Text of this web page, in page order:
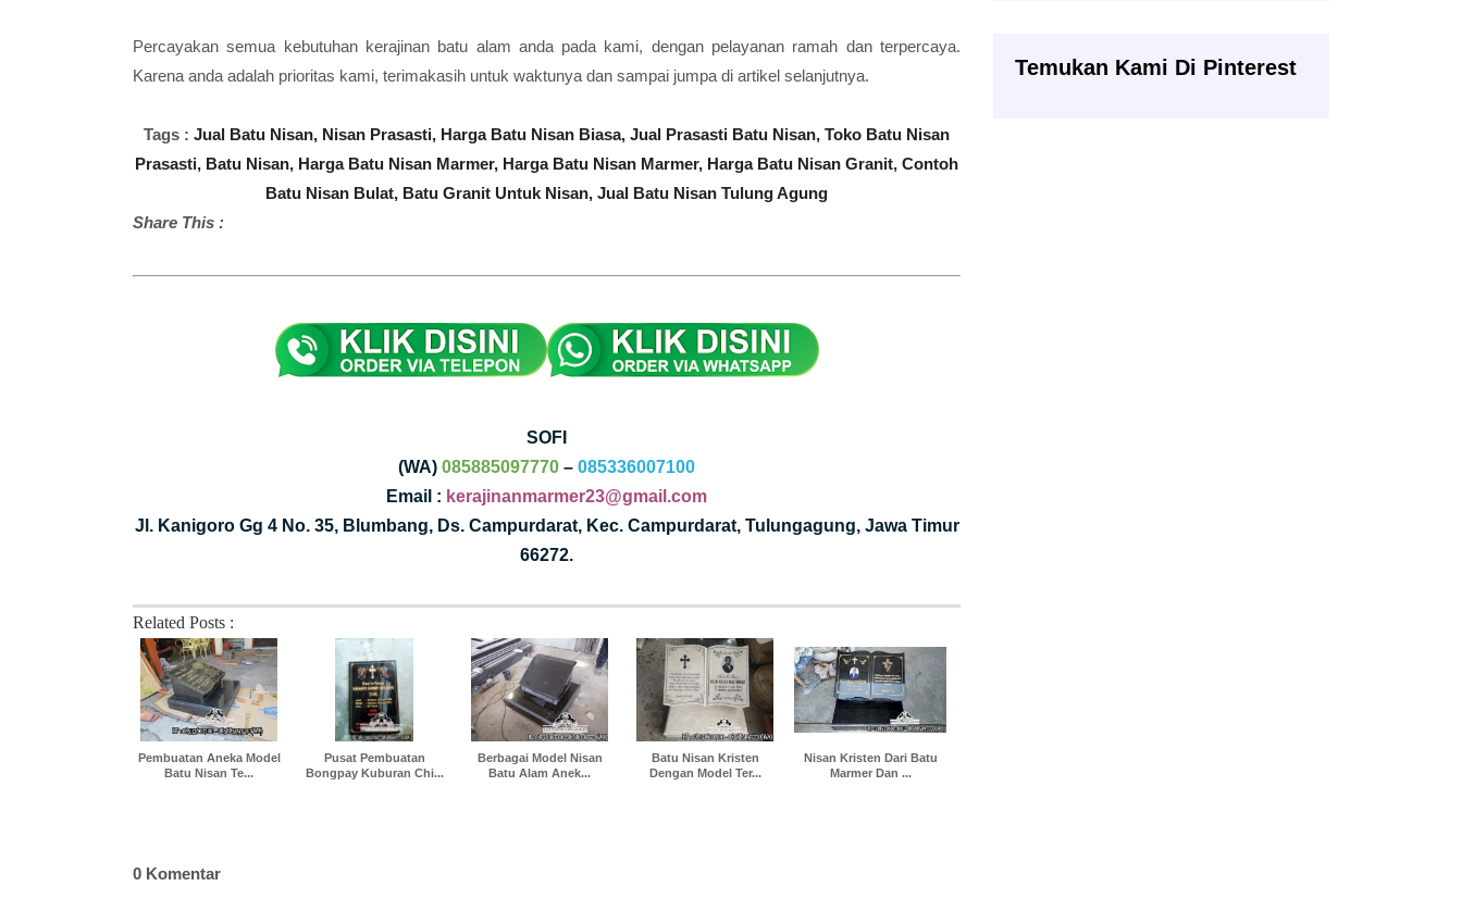
Percayakan semua kebutuhan kerajinan batu alam anda pada kami, dengan pelayanan ramah dan terpercaya.
Karena anda adalah prioritas kami, terimakasih untuk waktunya dan sampai jumpa di artikel selanjutnya.
Tags : Jual Batu Nisan, Nisan Prasasti, Harga Batu Nisan Biasa, Jual Prasasti Batu Nisan, Toko Batu Nisan
Prasasti, Batu Nisan, Harga Batu Nisan Marmer, Harga Batu Nisan Marmer, Harga Batu Nisan Granit, Contoh
Batu Nisan Bulat, Batu Granit Untuk Nisan, Jual Batu Nisan Tulung Agung
Share This :
SOFI
(WA) 085885097770 – 085336007100
Email : kerajinanmarmer23@gmail.com
Jl. Kanigoro Gg 4 No. 35, Blumbang, Ds. Campurdarat, Kec. Campurdarat, Tulungagung, Jawa Timur
66272.
Related Posts :
Pembuatan Aneka Model
Batu Nisan Te...
Pusat Pembuatan
Bongpay Kuburan Chi...
Berbagai Model Nisan
Batu Alam Anek...
Batu Nisan Kristen
Dengan Model Ter...
Nisan Kristen Dari Batu
Marmer Dan ...
0 Komentar
Temukan Kami Di Pinterest